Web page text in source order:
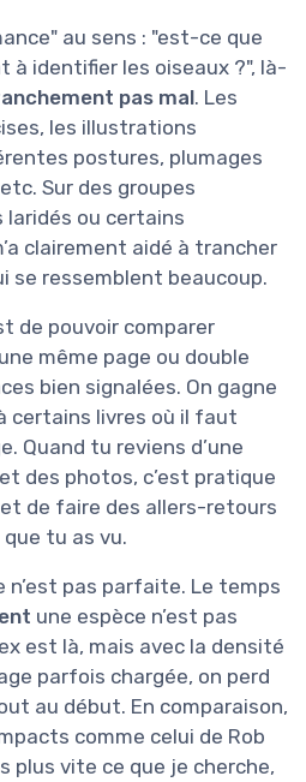
au sens : "est-ce que
à identifier les oiseaux ?", là-
pas mal. Les
les illustrations
postures, plumages
Sur des groupes
laridés ou certains
clairement aidé à trancher
se ressemblent beaucoup.
de pouvoir comparer
même page ou double
bien signalées. On gagne
certains livres où il faut
Quand tu reviens d’une
des photos, c’est pratique
de faire des allers-retours
tu as vu.
n’est pas parfaite. Le temps
une espèce n’est pas
est là, mais avec la densité
parfois chargée, on perd
au début. En comparaison,
comme celui de Rob
plus vite ce que je cherche,